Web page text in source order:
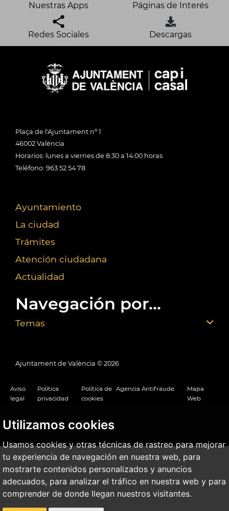
Utilizamos cookies
Usamos cookies y otras técnicas de rastreo para mejorar
tu experiencia de navegación en nuestra web, para
mostrarte contenidos personalizados y anuncios
adecuados, para analizar el tráfico en nuestra web y para
comprender de donde llegan nuestros visitantes.
Nuestras Apps Páginas de Interés
Redes Sociales Descargas
Plaça de l'Ajuntament nº 1
46002 València
Horarios: lunes a viernes de 8:30 a 14:00 horas
Teléfono: 963 52 54 78
Ayuntamiento
La ciudad
Trámites
Atención ciudadana
Actualidad
Navegación por...
Temas
Ajuntament de València © 2026
Aviso
legal
Política
privacidad
Política de
cookies
Agencia Antifraude
Mapa
Web